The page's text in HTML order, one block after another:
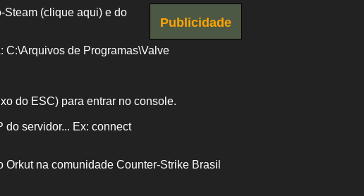
Publicidade
Steam (clique aqui) e do
C:\Arquivos de Programas\Valve
do ESC) para entrar no console.
do servidor... Ex: connect
na comunidade Counter-Strike Brasil